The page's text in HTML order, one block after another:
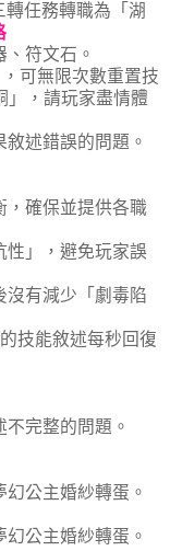
轉任務轉職為「湖
符文石。
可無限次數重置技
」，請玩家盡情體
述錯誤的問題。
，確保並提供各職
性」，避免玩家誤
沒有減少「劇毒陷
技能敘述每秒回復
完整的問題。
公主婚紗轉蛋。
公主婚紗轉蛋。